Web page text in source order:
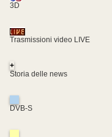
3D
Trasmissioni video LIVE
+
Storia delle news
DVB-S